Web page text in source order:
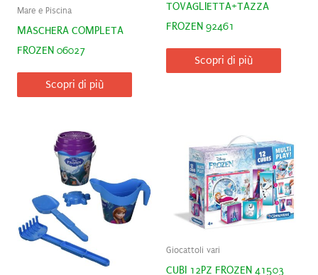
Mare e Piscina
MASCHERA COMPLETA
FROZEN 06027
Scopri di più
TOVAGLIETTA+TAZZA
FROZEN 92461
Scopri di più
Giocattoli vari
CUBI 12PZ FROZEN 41503